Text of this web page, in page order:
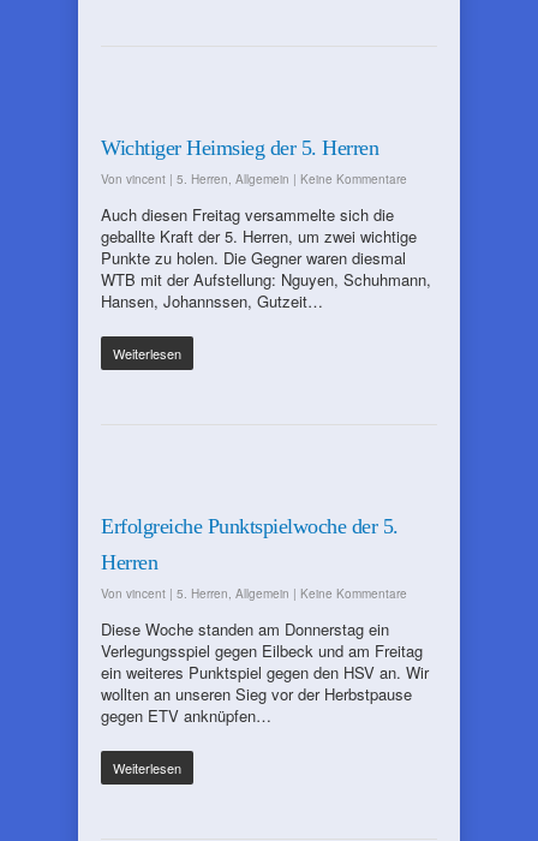
Wichtiger Heimsieg der 5. Herren
Von vincent | 5. Herren, Allgemein | Keine Kommentare
Auch diesen Freitag versammelte sich die
geballte Kraft der 5. Herren, um zwei wichtige
Punkte zu holen. Die Gegner waren diesmal
WTB mit der Aufstellung: Nguyen, Schuhmann,
Hansen, Johannssen, Gutzeit…
Weiterlesen
Erfolgreiche Punktspielwoche der 5.
Herren
Von vincent | 5. Herren, Allgemein | Keine Kommentare
Diese Woche standen am Donnerstag ein
Verlegungsspiel gegen Eilbeck und am Freitag
ein weiteres Punktspiel gegen den HSV an. Wir
wollten an unseren Sieg vor der Herbstpause
gegen ETV anknüpfen…
Weiterlesen